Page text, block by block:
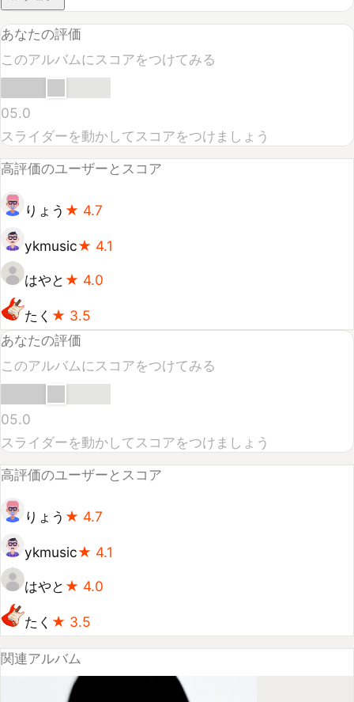
05.0
スライダーを動かしてスコアをつけましょう
高評価のユーザーとスコア
りょう
ykmusic★4.1
はやと 4.0
たく★ 3.5
あなたの評価
このアルバムにスコアをつけてみる
05.0
スライダーを動かしてスコアをつけましょう
高評価のユーザーとスコア
りょう★
はやと★4.0